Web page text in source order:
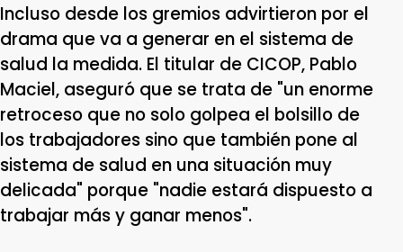
Incluso desde los gremios advirtieron por el
drama que va a generar en el sistema de
salud la medida. El titular de CICOP, Pablo
Maciel, aseguró que se trata de "un enorme
retroceso que no solo golpea el bolsillo de
los trabajadores sino que también pone al
sistema de salud en una situación muy
delicada" porque "nadie estará dispuesto a
trabajar más y ganar menos".